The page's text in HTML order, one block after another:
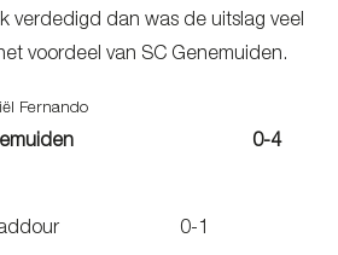
verdedigd dan was de uitslag veel
voordeel van SC Genemuiden.
Fernando
Genemuiden 0-4
Kaddour 0-1